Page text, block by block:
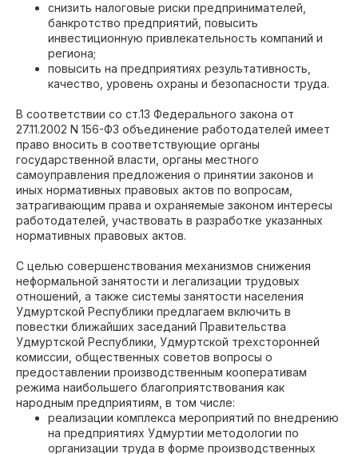
снизить налоговые риски предпринимателей,
банкротство предприятий, повысить
инвестиционную привлекательность компаний и
региона;
повысить на предприятиях результативность,
качество, уровень охраны и безопасности труда.
В соответствии со ст.13 Федерального закона от
27.11.2002 N 156-ФЗ объединение работодателей имеет
право вносить в соответствующие органы
государственной власти, органы местного
самоуправления предложения о принятии законов и
иных нормативных правовых актов по вопросам,
затрагивающим права и охраняемые законом интересы
работодателей, участвовать в разработке указанных
нормативных правовых актов.
С целью совершенствования механизмов снижения
неформальной занятости и легализации трудовых
отношений, а также системы занятости населения
Удмуртской Республики предлагаем включить в
повестки ближайших заседаний Правительства
Удмуртской Республики, Удмуртской трехсторонней
комиссии, общественных советов вопросы о
предоставлении производственным кооперативам
режима наибольшего благоприятствования как
народным предприятиям, в том числе:
реализации комплекса мероприятий по внедрению
на предприятиях Удмуртии методологии по
организации труда в форме производственных